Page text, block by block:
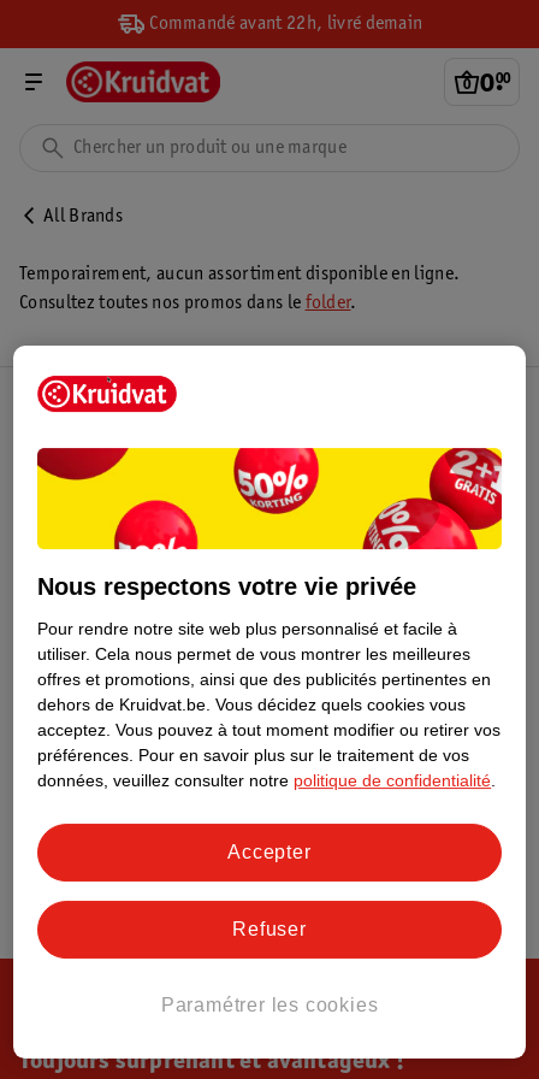
Commandé avant 22h, livré demain
0.
00
All Brands
Temporairement, aucun assortiment disponible en ligne.
Consultez toutes nos promos dans le folder.
Toujours surprenant et avantageux !
Nous respectons votre vie privée
Pour rendre notre site web plus personnalisé et facile à
utiliser. Cela nous permet de vous montrer les meilleures
offres et promotions, ainsi que des publicités pertinentes en
dehors de Kruidvat.be. Vous décidez quels cookies vous
acceptez. Vous pouvez à tout moment modifier ou retirer vos
préférences. Pour en savoir plus sur le traitement de vos
données, veuillez consulter notre politique de confidentialité
Paramétrer les cookies
Refuser
Accepter